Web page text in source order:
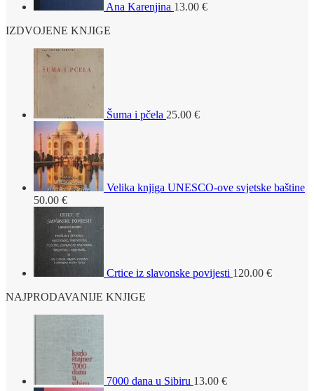
Ana Karenjina 13.00 €
IZDVOJENE KNJIGE
Šuma i pčela 25.00 €
Velika knjiga UNESCO-ove svjetske baštine
50.00 €
Crtice iz slavonske povijesti 120.00 €
NAJPRODAVANIJE KNJIGE
7000 dana u Sibiru 13.00 €